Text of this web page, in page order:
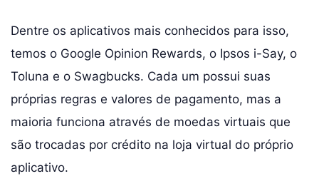
Dentre os aplicativos mais conhecidos para isso,
temos o Google Opinion Rewards, o Ipsos i-Say, o
Toluna e o Swagbucks. Cada um possui suas
próprias regras e valores de pagamento, mas a
maioria funciona através de moedas virtuais que
são trocadas por crédito na loja virtual do próprio
aplicativo.